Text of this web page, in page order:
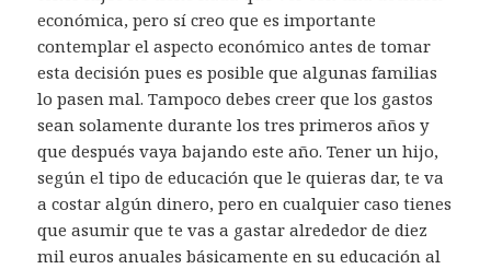
económica, pero sí creo que es importante
contemplar el aspecto económico antes de tomar
esta decisión pues es posible que algunas familias
lo pasen mal. Tampoco debes creer que los gastos
sean solamente durante los tres primeros años y
que después vaya bajando este año. Tener un hijo,
según el tipo de educación que le quieras dar, te va
a costar algún dinero, pero en cualquier caso tienes
que asumir que te vas a gastar alrededor de diez
mil euros anuales básicamente en su educación al